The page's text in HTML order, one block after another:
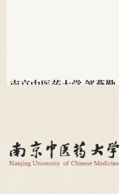
南京中医药大学 邹燕勤
南京中医药大学 夏桂成